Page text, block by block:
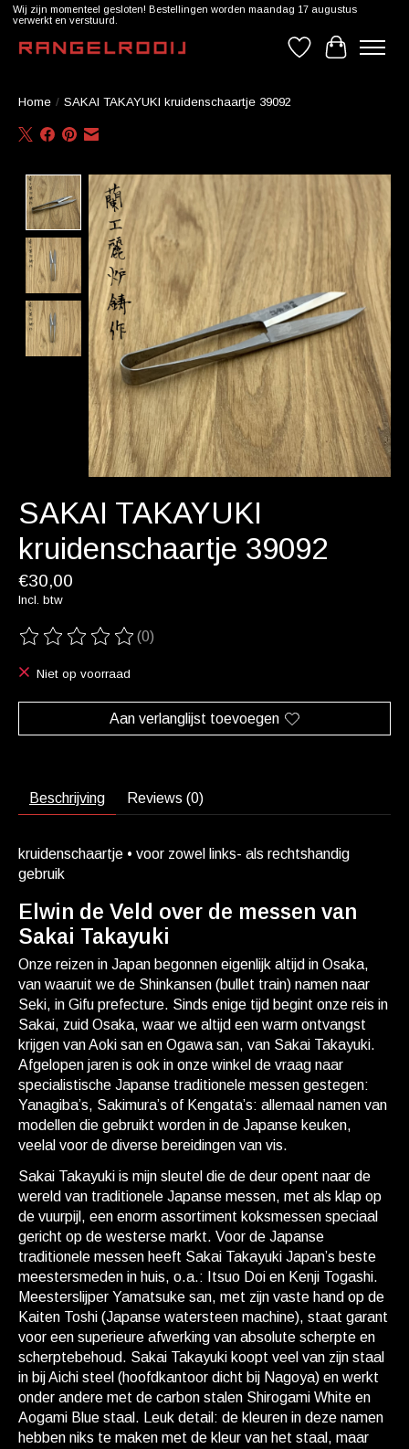
Wij zijn momenteel gesloten! Bestellingen worden maandag 17 augustus
verwerkt en verstuurd.
Verlanglijst
Home / SAKAI TAKAYUKI kruidenschaartje 39092
Product image slideshow Items
SAKAI TAKAYUKI
kruidenschaartje 39092
€30,00
Incl. btw
De beoordeling van dit product is
(0)
Niet op voorraad
Aan verlanglijst toevoegen
Beschrijving Reviews (0)
kruidenschaartje • voor zowel links- als rechtshandig
gebruik
Elwin de Veld over de messen van
Sakai Takayuki
Onze reizen in Japan begonnen eigenlijk altijd in Osaka,
van waaruit we de Shinkansen (bullet train) namen naar
Seki, in Gifu prefecture. Sinds enige tijd begint onze reis in
Sakai, zuid Osaka, waar we altijd een warm ontvangst
krijgen van Aoki san en Ogawa san, van Sakai Takayuki.
Afgelopen jaren is ook in onze winkel de vraag naar
specialistische Japanse traditionele messen gestegen:
Yanagiba’s, Sakimura’s of Kengata’s: allemaal namen van
modellen die gebruikt worden in de Japanse keuken,
veelal voor de diverse bereidingen van vis.
Sakai Takayuki is mijn sleutel die de deur opent naar de
wereld van traditionele Japanse messen, met als klap op
de vuurpijl, een enorm assortiment koksmessen speciaal
gericht op de westerse markt. Voor de Japanse
traditionele messen heeft Sakai Takayuki Japan’s beste
meestersmeden in huis, o.a.: Itsuo Doi en Kenji Togashi.
Meesterslijper Yamatsuke san, met zijn vaste hand op de
Kaiten Toshi (Japanse watersteen machine), staat garant
voor een superieure afwerking van absolute scherpte en
scherptebehoud. Sakai Takayuki koopt veel van zijn staal
in bij Aichi steel (hoofdkantoor dicht bij Nagoya) en werkt
onder andere met de carbon stalen Shirogami White en
Aogami Blue staal. Leuk detail: de kleuren in deze namen
hebben niks te maken met de kleur van het staal, maar